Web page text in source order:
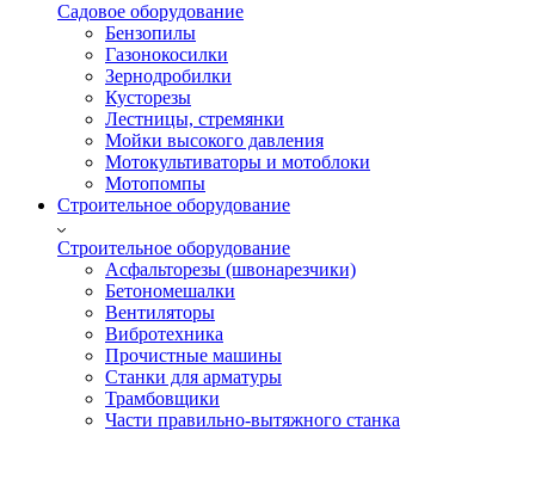
Садовое оборудование
Бензопилы
Газонокосилки
Зернодробилки
Кусторезы
Лестницы, стремянки
Мойки высокого давления
Мотокультиваторы и мотоблоки
Мотопомпы
Строительное оборудование
Строительное оборудование
Асфальторезы (швонарезчики)
Бетономешалки
Вентиляторы
Вибротехника
Прочистные машины
Станки для арматуры
Трамбовщики
Части правильно-вытяжного станка